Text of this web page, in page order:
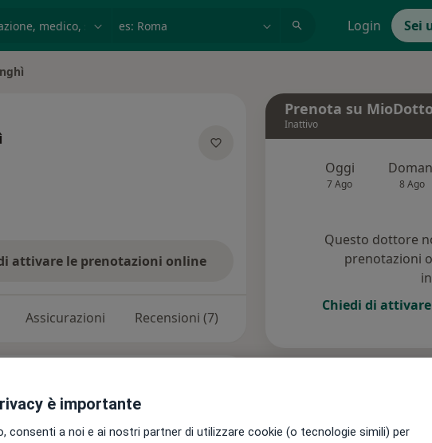
Login Sei
attivare le prenotazioni online
Assicurazioni Recensioni (7)
dal 1998, e si occupa della
bocca.
Prenota su
Inattivo
Oggi
7 Ago 8 Ago
Questo dottore
prenotazioni
Chiedi di
è importante
consenti a noi e ai nostri partner di utilizzare cookie (o tecnologie simili) per